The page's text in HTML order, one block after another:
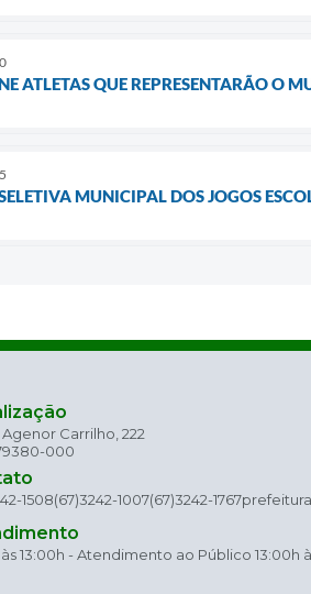
ATLETAS QUE REPRESENTARÃO O
MUNICIPAL DOS JOGOS
Carrilho, 222
000
1508(67)3242-1007(67)3242-1767
13:00h - Atendimento ao Público 13:00h